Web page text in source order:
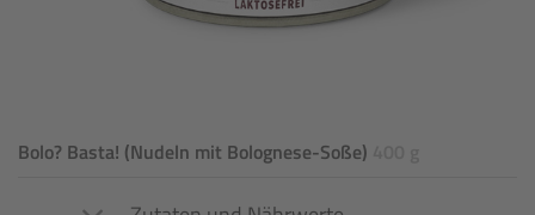
Bolo? Basta! (Nudeln mit Bolognese-Soße)